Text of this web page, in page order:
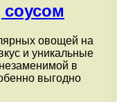
овощей на
и уникальные
в
выгодно